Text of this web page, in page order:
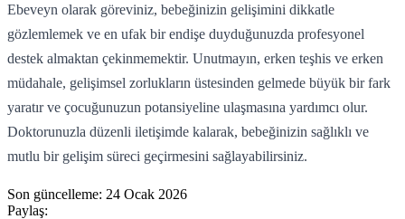
Ebeveyn olarak göreviniz, bebeğinizin gelişimini dikkatle
gözlemlemek ve en ufak bir endişe duyduğunuzda profesyonel
destek almaktan çekinmemektir. Unutmayın, erken teşhis ve erken
müdahale, gelişimsel zorlukların üstesinden gelmede büyük bir fark
yaratır ve çocuğunuzun potansiyeline ulaşmasına yardımcı olur.
Doktorunuzla düzenli iletişimde kalarak, bebeğinizin sağlıklı ve
mutlu bir gelişim süreci geçirmesini sağlayabilirsiniz.
Son güncelleme: 24 Ocak 2026
Paylaş: